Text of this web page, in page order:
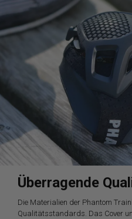
Überragende
Die Materialien der Phantom
Qualitätsstandards. Das Cover